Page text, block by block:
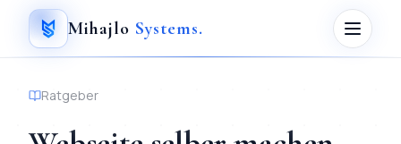
Mihajlo Systems.
Ratgeber